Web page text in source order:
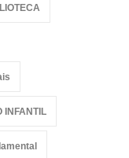
INFANTIL